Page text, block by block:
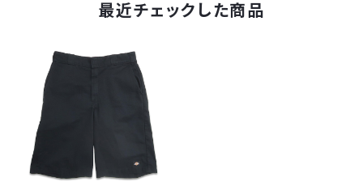
最近チェックした商品